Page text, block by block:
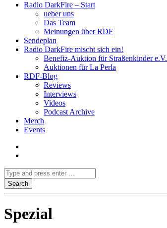
Radio DarkFire – Start
ueber uns
Das Team
Meinungen über RDF
Sendeplan
Radio DarkFire mischt sich ein!
Benefiz-Auktion für Straßenkinder e.V.
Auktionen für La Perla
RDF-Blog
Reviews
Interviews
Videos
Podcast Archive
Merch
Events
Spezial